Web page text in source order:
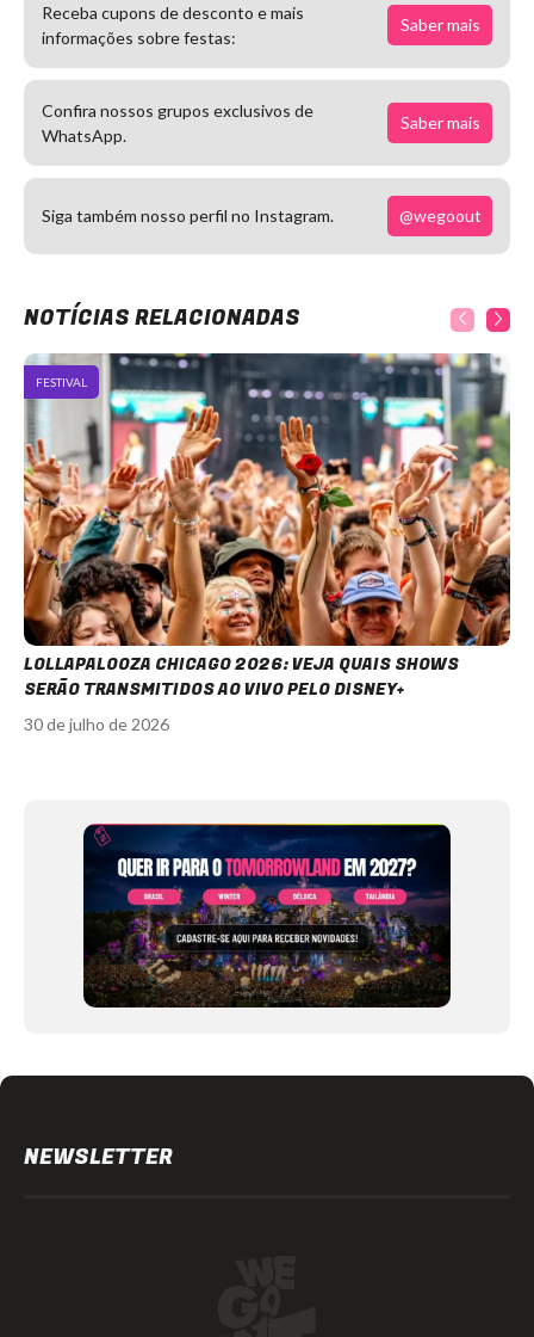
Receba cupons de desconto e mais
informações sobre festas:
Saber mais
Confira nossos grupos exclusivos de
WhatsApp.
Saber mais
Siga também nosso perfil no Instagram. @wegoout
NOTÍCIAS RELACIONADAS
FESTIVAL
LOLLAPALOOZA CHICAGO 2026: VEJA QUAIS SHOWS
SERÃO TRANSMITIDOS AO VIVO PELO DISNEY+
30 de julho de 2026
NEWSLETTER